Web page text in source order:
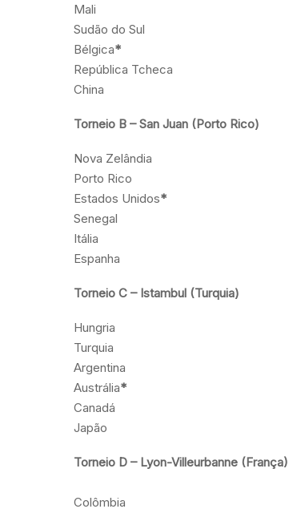
Mali
Sudão do Sul
Bélgica*
República Tcheca
China
Torneio B – San Juan (Porto Rico)
Nova Zelândia
Porto Rico
Estados Unidos*
Senegal
Itália
Espanha
Torneio C – Istambul (Turquia)
Hungria
Turquia
Argentina
Austrália*
Canadá
Japão
Torneio D – Lyon-Villeurbanne (França)
Colômbia